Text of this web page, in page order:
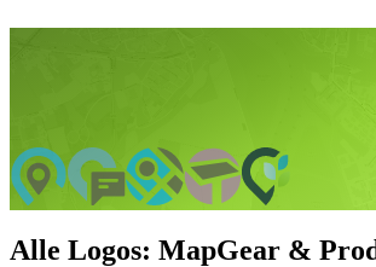
Alle Logos: MapGear &